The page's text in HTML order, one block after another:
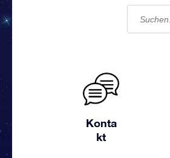
Konta
kt